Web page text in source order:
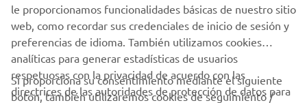
DISCOVER THE XMAX 300 IRON MAX
le proporcionamos funcionalidades básicas de nuestro sitio
web, como recordar sus credenciales de inicio de sesión y
preferencias de idioma. También utilizamos cookies
analíticas para generar estadísticas de usuarios
respetuosas con la privacidad de acuerdo con las
directrices de las autoridades de protección de datos para
Si proporciona su consentimiento mediante el siguiente
botón, también utilizaremos cookies de seguimiento /